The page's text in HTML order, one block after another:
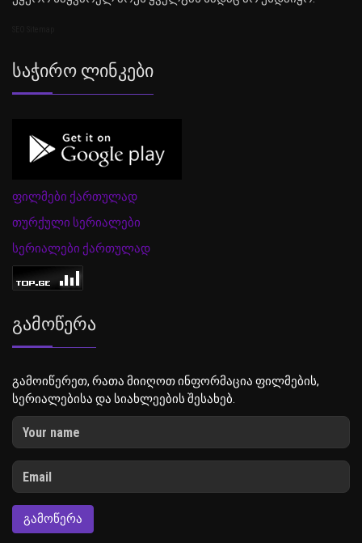
Საჭირო Ლინკები
ფილმები ქართულად
თურქული სერიალები
სერიალები ქართულად
Გამოწერა
გამოიწერეთ, რათა მიიღოთ ინფორმაცია ფილმების,
სერიალებისა და სიახლეების შესახებ.
ᲒᲐᲛᲝᲬᲔᲠᲐ